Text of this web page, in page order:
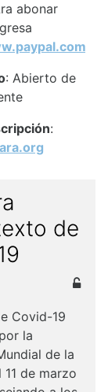
abonar
: Abierto de
:
de
Covid-19
la
de la
11 de marzo